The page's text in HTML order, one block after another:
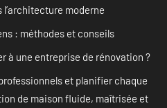
l’architecture moderne
: méthodes et conseils
à une entreprise de rénovation ?
et planifier chaque
de maison fluide, maîtrisée et